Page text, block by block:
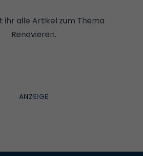
ihr alle Artikel zum Thema
Renovieren.